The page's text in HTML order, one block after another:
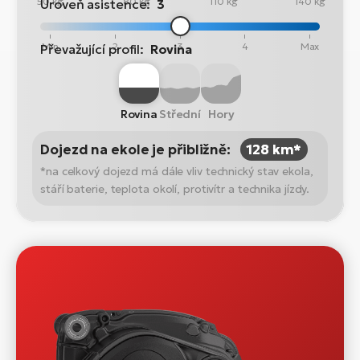
Úroveň asistence: 3
Min 2 3 4 Max
Převažující profil: Rovina
Rovina Střední Hory
Dojezd na ekole je přibližně: 128 km*
*na celkový dojezd má dále vliv technický stav ekola,
stáří baterie, teplota okolí, protivítr a technika jízdy.